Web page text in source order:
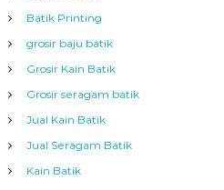
Batik Printing
grosir baju batik
Grosir Kain Batik
Grosir seragam batik
Jual Kain Batik
Jual Seragam Batik
Kain Batik